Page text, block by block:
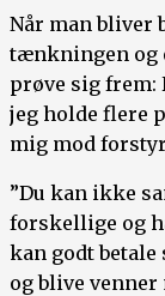
Når man bliver
tænkningen og
prøve sig frem:
jeg holde flere
mig mod
”Du kan ikke
forskellige og
kan godt betale
og blive venner